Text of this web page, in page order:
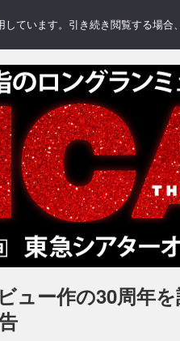
FEATURE
ュー作の30周年
ています。引き続き閲覧する場合